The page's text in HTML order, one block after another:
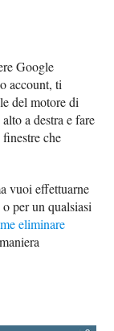
Google
account, ti
del motore di
a destra e fare
che
vuoi effettuarne
per un qualsiasi
eliminare